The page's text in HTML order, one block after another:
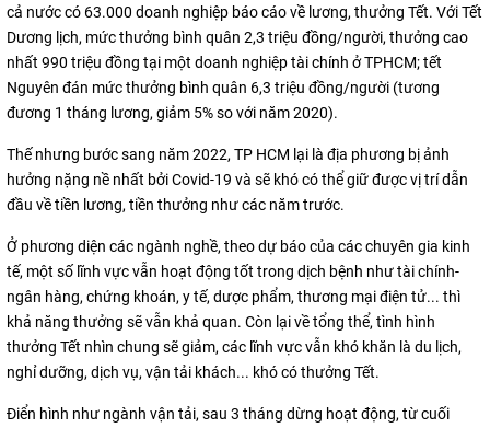
cả nước có 63.000 doanh nghiệp báo cáo về lương, thưởng Tết. Với Tết
Dương lịch, mức thưởng bình quân 2,3 triệu đồng/người, thưởng cao
nhất 990 triệu đồng tại một doanh nghiệp tài chính ở TPHCM; tết
Nguyên đán mức thưởng bình quân 6,3 triệu đồng/người (tương
đương 1 tháng lương, giảm 5% so với năm 2020).
Thế nhưng bước sang năm 2022, TP HCM lại là địa phương bị ảnh
hưởng nặng nề nhất bởi Covid-19 và sẽ khó có thể giữ được vị trí dẫn
đầu về tiền lương, tiền thưởng như các năm trước.
Ở phương diện các ngành nghề, theo dự báo của các chuyên gia kinh
tế, một số lĩnh vực vẫn hoạt động tốt trong dịch bệnh như tài chính-
ngân hàng, chứng khoán, y tế, dược phẩm, thương mại điện tử... thì
khả năng thưởng sẽ vẫn khả quan. Còn lại về tổng thể, tình hình
thưởng Tết nhìn chung sẽ giảm, các lĩnh vực vẫn khó khăn là du lịch,
nghỉ dưỡng, dịch vụ, vận tải khách... khó có thưởng Tết.
Điển hình như ngành vận tải, sau 3 tháng dừng hoạt động, từ cuối